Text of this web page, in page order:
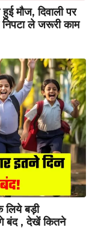
मौज, दिवाली पर
ले जरूरी काम
बड़ी
बंद , देखें कितने